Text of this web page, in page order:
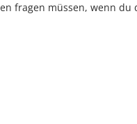
fragen müssen, wenn du